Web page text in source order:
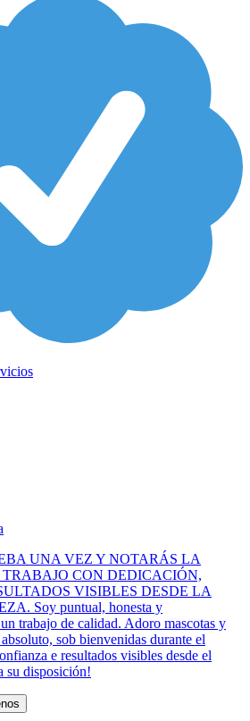
UNA VEZ Y NOTARÁS LA
CON DEDICACIÓN,
VISIBLES DESDE LA
Soy puntual, honesta y
trabajo de calidad. Adoro mascotas y
sob bienvenidas durante el
e resultados visibles desde el
su disposición!